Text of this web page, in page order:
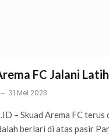
FC Jalani
31 Mei 2023
– Skuad Arema FC
berlari di atas pasir